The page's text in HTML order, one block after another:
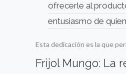
ofrecerle al
entusiasmo de
Esta dedicación es la que
Frijol Mungo: La